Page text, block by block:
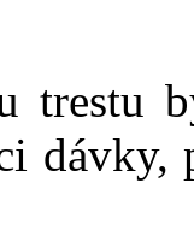
trestu
dávky,